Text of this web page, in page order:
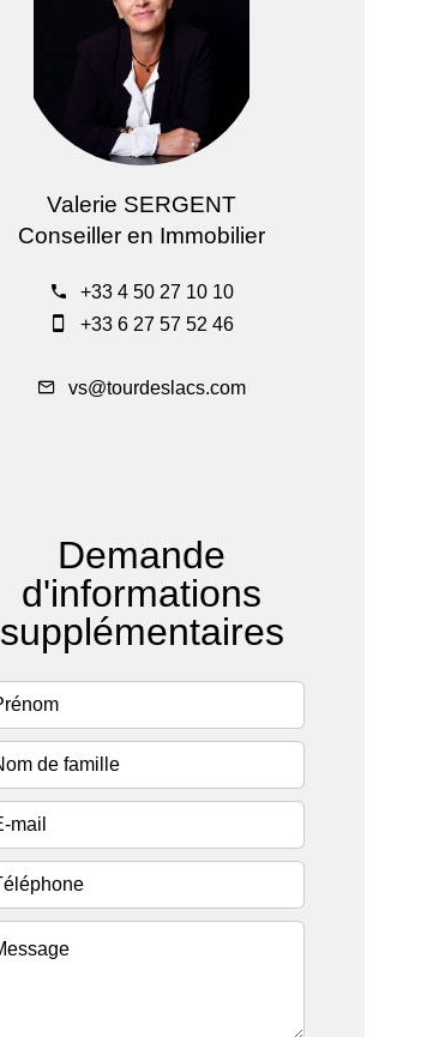
Valerie SERGENT
Conseiller en Immobilier
+33 4 50 27 10 10
+33 6 27 57 52 46
vs@tourdeslacs.com
Demande
d'informations
supplémentaires